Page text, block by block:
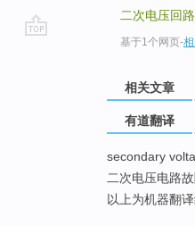
二次电压回
基于1个网页-
相关文章
有道翻译
secondary
二次电压电路
以上为机器翻